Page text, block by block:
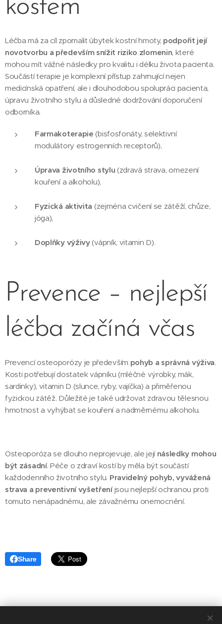
kostem
Léčba má za cíl zpomalit úbytek kostní hmoty, podpořit její
novotvorbu a především snížit riziko zlomenin, které
mohou mít vážné následky pro kvalitu i délku života pacienta.
Součástí terapie je komplexní přístup zahrnující nejen
medicínská opatření, ale i dlouhodobou spolupráci pacienta,
úpravu životního stylu a důsledné dodržování doporučení
odborníka.
Farmakoterapie (bisfosfonáty, selektivní
modulátory estrogenních receptorů),
Úprava životního stylu (zdravá strava, omezení
kouření a alkoholu),
Fyzická aktivita (zejména cvičení se zátěží, chůze,
jóga),
Doplňky výživy(vápník, vitamin D).
Prevence – nejlepší
léčba začíná včas
Prevencí osteoporózy je především pohyb a správná výživa.
Kosti potřebují dostatek vápníku (mléčné výrobky, mák,
sardinky), vitamin D (slunce, ryby, vajíčka) a přiměřenou
fyzickou zátěž. Důležité je také udržovat zdravou tělesnou
hmotnost a vyhýbat se kouření a nadměrnému alkoholu.
Osteoporóza se dlouho neprojevuje, ale její následky mohou
být zásadní. Péče o zdraví kostí by měla být součástí
každodenního životního stylu. Pravidelný pohyb, vyvážená
strava a preventivní vyšetřeníjsou nejlepší ochranou proti
tomuto nenápadnému, ale závažnému onemocnění.
Share